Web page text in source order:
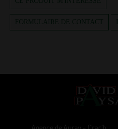
FORMULAIRE DE CONTACT